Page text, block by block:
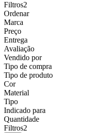
Filtros2
Ordenar
Marca
Preço
Entrega
Avaliação
Vendido por
Tipo de compra
Tipo de produto
Cor
Material
Tipo
Indicado para
Quantidade
Filtros2